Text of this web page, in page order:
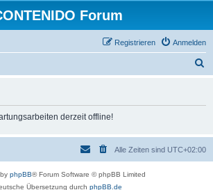
Forum
Anmelden
Registrieren
derzeit offline!
Alle Zeiten sind UTC+02:00
phpBB® Forum Software © phpBB Limited
Übersetzung durch phpBB.de